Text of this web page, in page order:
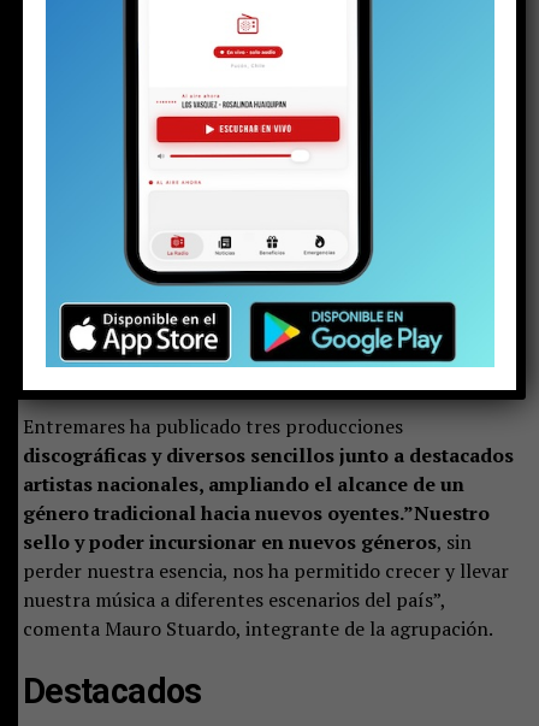
antes de las 22:00 horas, en un espectáculo gratuito
para quienes ingresen al casino.
Nacido en 2012 en la Región del Biobío,
ha consolidado como uno de los principales
exponentes de la cueca romántica en Chile, gracias a
una propuesta que fusiona el folclore con la balada
y la música popular,conquistando a públicos de
distintas generaciones.
Entremares ha publicado tres producciones
discográficas y diversos sencillos junto a destacados
artistas nacionales, ampliando el alcance de un
género tradicional hacia nuevos oyentes.”Nuestro
sello y poder incursionar en nuevos géneros, sin
perder nuestra esencia, nos ha permitido crecer y llevar
nuestra música a diferentes escenarios del país”,
comenta Mauro Stuardo, integrante de la agrupación.
Destacados